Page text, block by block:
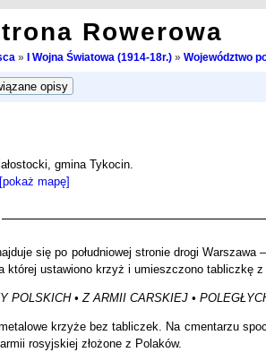
Rowerowa
» I Wojna Światowa (1914-18r.)» Województwo
gmina Tykocin.
[pokaż mapę]
się po południowej stronie drogi
której ustawiono krzyż i umieszczono tabliczkę z
POLSKICH • Z ARMII CARSKIEJ •
krzyże bez tabliczek. Na cmentarzu
rosyjskiej złożone z Polaków.